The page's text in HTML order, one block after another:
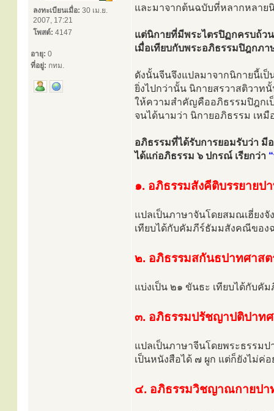
ลงทะเบียนเมื่อ: 30 เม.ย.
2007, 17:21
โพสต์: 4147
อายุ: 0
ที่อยู่: กทม.
และมาจากต้นฉบับที่หลากหลาย
แต่นิกายที่มีพระไตรปิฏกครบถ้ว
เมื่อเทียบกับพระอภิธรรมปิฎกภ
ดังนั้นจีนจึงแปลมาจากนิกายนี้เป็
ยิ่งไปกว่านั้น นิกายสรวาสติวาท
ให้ความสำคัญคืออภิธรรมปิฎกเ
จนได้นามว่า นิกายอภิธรรม เห
อภิธรรมที่ได้รับการยอมรับว่า มีอ
ได้แก่อภิธรรม ๖ ปกรณ์ เรียกว่า
๑. อภิธรรมสังคีติบรรยายป
แปลเป็นภาษาจันโดยสมณเฮี่ยงจั
เทียบได้กับคัมภีร์ธัมมสังคณีของ
๒. อภิธรรมสกันธปาทศาสต
แบ่งเป็น ๒๑ ขันธะ เทียบได้กับคั
๓. อภิธรรมปรัชญาปติปาท
แปลเป็นภาษาจีนโดยพระธรรมป
เป็นหนังสือได้ ๗ ผูก แต่ก็ยังไม่ค่
๔. อภิธรรมวิชญาณกายปา